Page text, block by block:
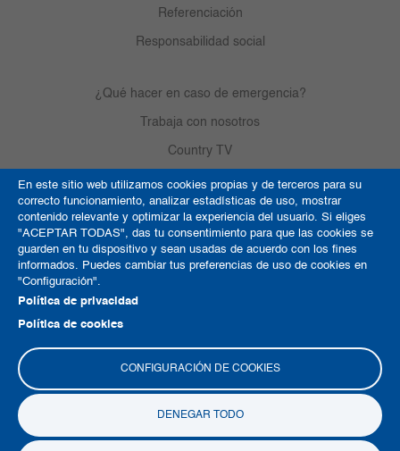
En este sitio web utilizamos cookies propias y de terceros para su
correcto funcionamiento, analizar estadísticas de uso, mostrar
contenido relevante y optimizar la experiencia del usuario. Si eliges
"ACEPTAR TODAS", das tu consentimiento para que las cookies se
guarden en tu dispositivo y sean usadas de acuerdo con los fines
informados. Puedes cambiar tus preferencias de uso de cookies en
"Configuración".
Política de privacidad
Política de cookies
CONFIGURACIÓN DE COOKIES
DENEGAR TODO
Referenciación
Responsabilidad social
¿Qué hacer en caso de emergencia?
Trabaja con nosotros
Country TV
Política de Cookies
Términos y condiciones
Derechos de autor
Copyright © 2026 Clínica del Country